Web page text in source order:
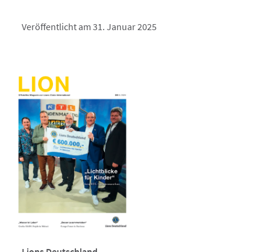
Veröffentlicht am 31. Januar 2025